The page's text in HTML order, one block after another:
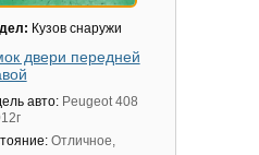
Кузов снаружи
двери передней
авто: Peugeot 408
Отличное,